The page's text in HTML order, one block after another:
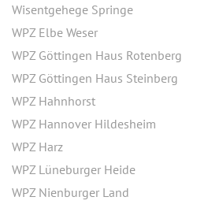
Wisentgehege Springe
WPZ Elbe Weser
WPZ Göttingen Haus Rotenberg
WPZ Göttingen Haus Steinberg
WPZ Hahnhorst
WPZ Hannover Hildesheim
WPZ Harz
WPZ Lüneburger Heide
WPZ Nienburger Land